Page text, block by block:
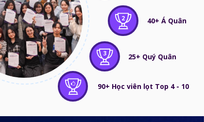
40+ Á Quân
2
25+ Quý Quân
3
90+ Học viên lọt Top 4 - 10